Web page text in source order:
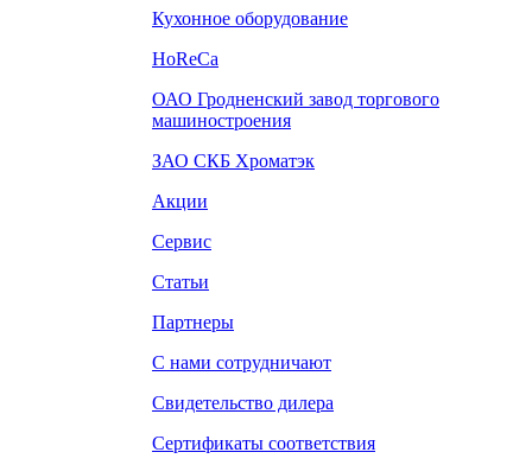
Кухонное оборудование
HoReCa
ОАО Гродненский завод торгового
машиностроения
ЗАО СКБ Хроматэк
Акции
Сервис
Статьи
Партнеры
С нами сотрудничают
Свидетельство дилера
Сертификаты соответствия